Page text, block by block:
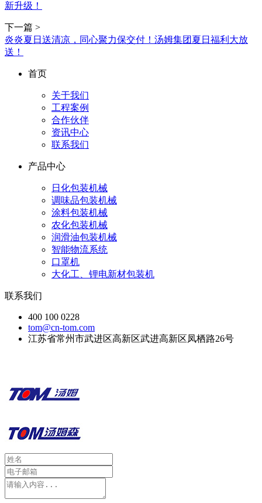
新升级！
下一篇 >
炎炎夏日送清凉，同心聚力保交付！汤姆集团夏日福利大放
送！
首页
关于我们
工程案例
合作伙伴
资讯中心
联系我们
产品中心
日化包装机械
调味品包装机械
涂料包装机械
农化包装机械
润滑油包装机械
智能物流系统
口罩机
大化工、锂电新材包装机
联系我们
400 100 0228
tom@cn-tom.com
江苏省常州市武进区高新区武进高新区凤栖路26号